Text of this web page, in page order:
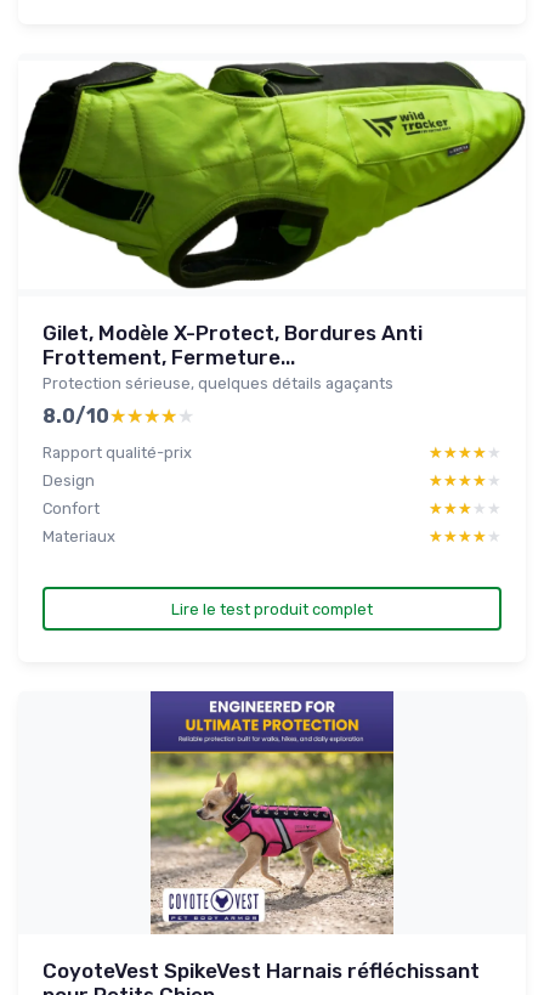
Gilet, Modèle X-Protect, Bordures Anti
Frottement, Fermeture...
Protection sérieuse, quelques détails agaçants
8.0/10★★★★★
★★★★★
Rapport qualité-prix ★★★★★
★★★★★
Design
★★★★★
★★★★★
Confort
★★★★★
★★★★★
Materiaux
★★★★★
★★★★★
Lire le test produit complet
CoyoteVest SpikeVest Harnais réfléchissant